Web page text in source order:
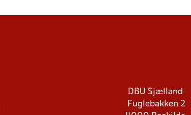
DBU Sjælland
Fuglebakken 2